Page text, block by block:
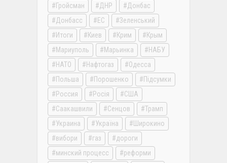
Гройсман
ДНР
Донбас
Донбасс
ЕС
Зеленський
Итоги
Киев Крим
Крым
Мариуполь
Марьинка
НАБУ
НАТО
Нафтогаз
Одесса
Польша
Порошенко
Підсумки
Россия
Росія
США
Саакашвили
Сенцов
Трамп
Украина
Україна
Широкино
вибори
газ
дороги
минский процесс
реформи